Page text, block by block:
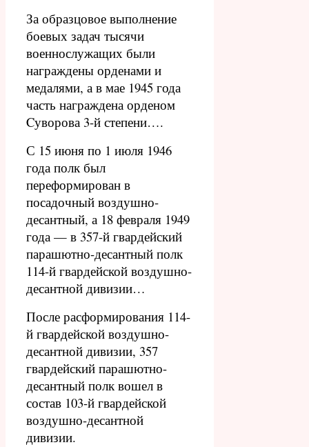
За образцовое выполнение
боевых задач тысячи
военнослужащих были
награждены орденами и
медалями, а в мае 1945 года
часть награждена орденом
Cуворова 3-й степени….
С 15 июня по 1 июля 1946
года полк был
переформирован в
посадочный воздушно-
десантный, а 18 февраля 1949
года — в 357-й гвардейский
парашютно-десантный полк
114-й гвардейской воздушно-
десантной дивизии…
После расформирования 114-
й гвардейской воздушно-
десантной дивизии, 357
гвардейский парашютно-
десантный полк вошел в
состав 103-й гвардейской
воздушно-десантной
дивизии.